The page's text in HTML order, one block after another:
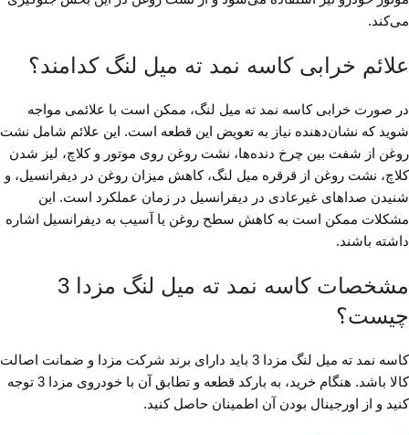
می‌کند.
علائم خرابی کاسه نمد ته میل لنگ کدامند؟
در صورت خرابی کاسه نمد ته میل لنگ، ممکن است با علائمی مواجه
شوید که نشان‌دهنده نیاز به تعویض این قطعه است. این علائم شامل نشت
روغن از شفت بین چرخ دنده‌ها، نشت روغن روی موتور و کلاچ، لیز شدن
کلاچ، نشت روغن از قرقره میل لنگ، کاهش میزان روغن در دیفرانسیل، و
شنیدن صداهای غیرعادی در دیفرانسیل در زمان عملکرد است. این
مشکلات ممکن است به کاهش سطح روغن یا آسیب به دیفرانسیل اشاره
داشته باشند.
مشخصات کاسه نمد ته میل لنگ مزدا 3
چیست؟
کاسه نمد ته میل لنگ مزدا 3 باید دارای برند شرکت مزدا و ضمانت اصالت
کالا باشد. هنگام خرید، به بارکد قطعه و تطابق آن با خودروی مزدا 3 توجه
کنید و از اورجینال بودن آن اطمینان حاصل کنید.